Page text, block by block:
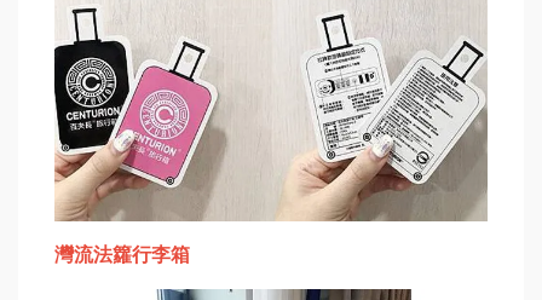
灣流法籮行李箱